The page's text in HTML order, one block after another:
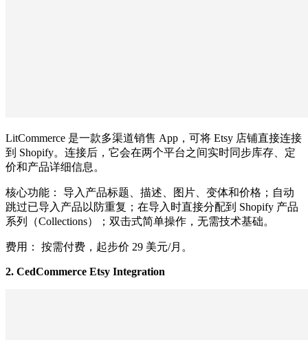
LitCommerce 是一款多渠道销售 App，可将 Etsy 店铺直接连接
到 Shopify。连接后，它会在两个平台之间实时同步库存、定
价和产品详细信息。
核心功能： 导入产品标题、描述、图片、变体和价格；自动
跳过已导入产品以防重复；在导入时直接分配到 Shopify 产品
系列（Collections）；双击式简单操作，无需技术基础。
费用： 按需付费，起步价 29 美元/月。
2. CedCommerce Etsy Integration